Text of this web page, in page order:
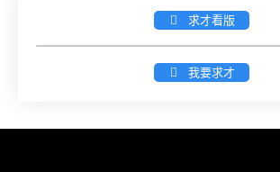
入校扎根計畫講師之會員(8/14前線上
新竹律師公會8/21(五)舉辦「AI職場應
求才看版
我要求才